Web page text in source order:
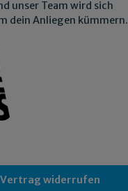
unser Team wird sich
dein Anliegen kümmern.
Vertrag widerrufen